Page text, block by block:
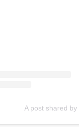
A post shared